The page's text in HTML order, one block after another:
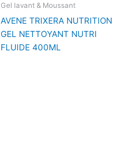
Gel lavant & Moussant
AVENE TRIXERA NUTRITION
GEL NETTOYANT NUTRI
FLUIDE 400ML